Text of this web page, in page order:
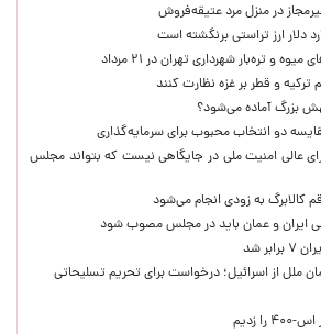
در منزل مرد عتیقه‌فروش
و تره‌بار شهرداری تهران در ۲۱ مرداد
و قطر بر غزه نظارت کنند
بزرگ آماده می‌شود؟
دو انتخاب محبوب برای سرمایه‌گذاری
عالی امنیت ملی در جایگاهی نیست که بتواند مجلس
کالابرگ به زودی انجام می‌شود
ایران و عمان باید در مجلس مصوب شود
شد
ملل از اسرائیل؛ درخواست برای تحریم تسلیحاتی
زدیم